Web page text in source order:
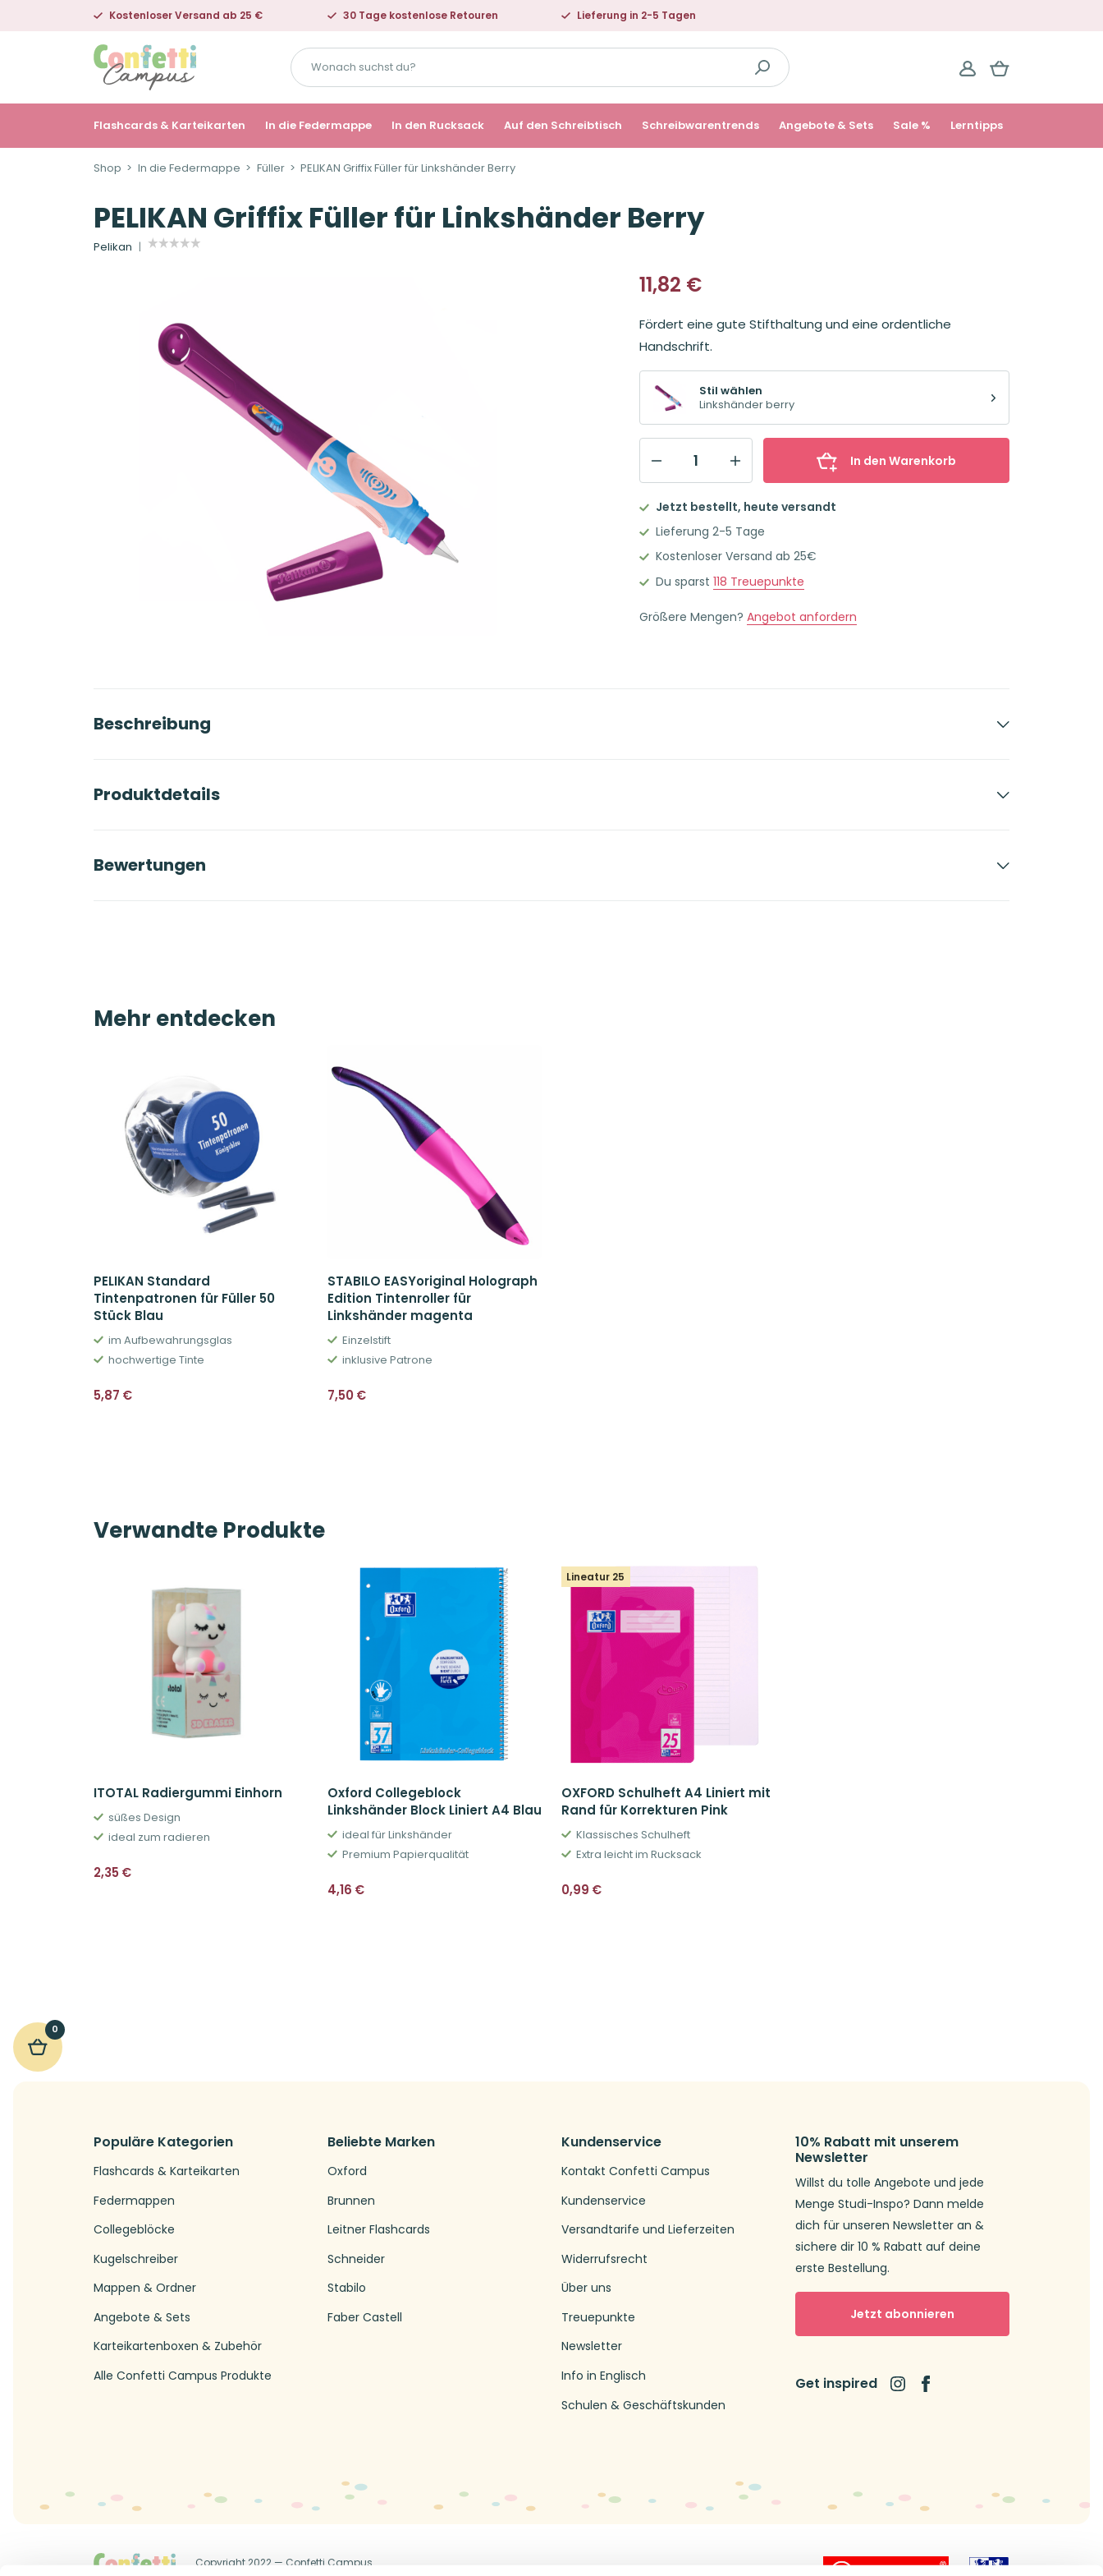
Kostenloser Versand ab 25 € 30 Tage kostenlose Retouren Lieferung in 2-5 Tagen
Wonach
suchst
du?
Flashcards & Karteikarten In die Federmappe In den Rucksack Auf den Schreibtisch Schreibwarentrends Angebote & Sets Sale % Lerntipps
Shop In die Federmappe Füller PELIKAN Griffix Füller für Linkshänder Berry
PELIKAN Griffix Füller für Linkshänder Berry
Pelikan
11,82 €
Fördert eine gute Stifthaltung und eine ordentliche
Handschrift.
Stil wählen
Linkshänder berry
Füller
für
Linkshänder
Berry
In den Warenkorb
Jetzt bestellt, heute versandt
Lieferung 2-5 Tage
Kostenloser Versand ab 25€
Du sparst 118 Treuepunkte
Größere Mengen? Angebot anfordern
Beschreibung
Produktdetails
Bewertungen
Mehr entdecken
PELIKAN Standard
Tintenpatronen für Füller 50
Stück Blau
im Aufbewahrungsglas
hochwertige Tinte
5,87 €
STABILO EASYoriginal Holograph
Edition Tintenroller für
Linkshänder magenta
Einzelstift
inklusive Patrone
7,50€
Verwandte Produkte
ITOTAL Radiergummi Einhorn
süßes Design
ideal zum radieren
2,35 €
Oxford Collegeblock
Linkshänder Block Liniert A4 Blau
ideal für Linkshänder
Premium Papierqualität
4,16 €
Lineatur 25
OXFORD Schulheft A4 Liniert mit
Rand für Korrekturen Pink
Klassisches Schulheft
Extra leicht im Rucksack
0,99 €
0
Populäre Kategorien
Flashcards & Karteikarten
Federmappen
Collegeblöcke
Kugelschreiber
Mappen & Ordner
Angebote & Sets
Karteikartenboxen & Zubehör
Alle Confetti Campus Produkte
Beliebte Marken
Oxford
Brunnen
Leitner Flashcards
Schneider
Stabilo
Faber Castell
Kundenservice
Kontakt Confetti Campus
Kundenservice
Versandtarife und Lieferzeiten
Widerrufsrecht
Über uns
Treuepunkte
Newsletter
Info in Englisch
Schulen & Geschäftskunden
10% Rabatt mit unserem
Newsletter
Willst du tolle Angebote und jede
Menge Studi-Inspo? Dann melde
dich für unseren Newsletter an &
sichere dir 10 % Rabatt auf deine
erste Bestellung.
Jetzt abonnieren
Get inspired
Copyright 2022 — Confetti Campus